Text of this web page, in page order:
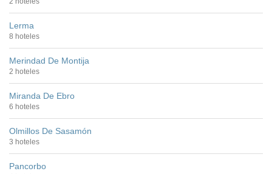
Lerma
8 hoteles
Merindad De Montija
2 hoteles
Miranda De Ebro
6 hoteles
Olmillos De Sasamón
3 hoteles
Pancorbo